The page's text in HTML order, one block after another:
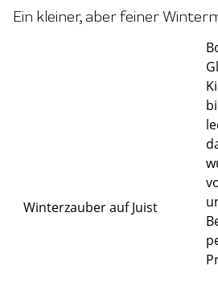
Ein kleiner, aber feiner
Winterzauber auf Juist